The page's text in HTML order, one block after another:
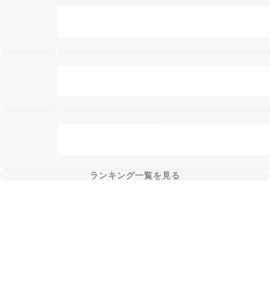
ランキング一覧を見る